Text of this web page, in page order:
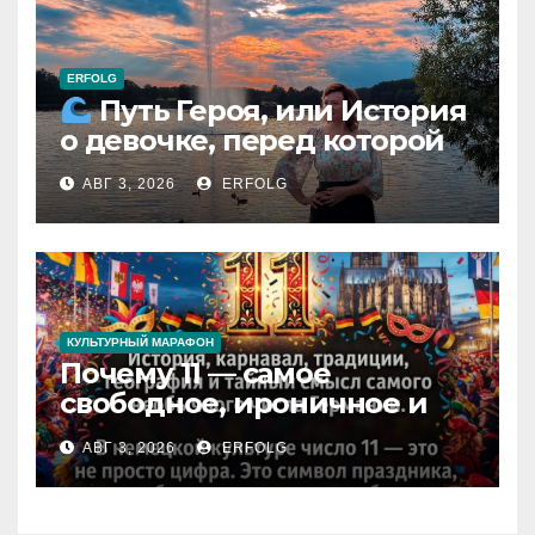
ERFOLG
Путь Героя, или История
о девочке, перед которой
расступился океан
(И почему это про каждую
из нас)
АВГ 3, 2026 ERFOLG
КУЛЬТУРНЫЙ МАРАФОН
Почему 11 — самое
свободное, ироничное и
любимое число в
немецкой культуре?
АВГ 3, 2026 ERFOLG